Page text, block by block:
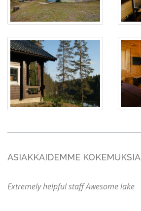
ASIAKKAIDEMME KOKEMUKSIA
Extremely helpful staff Awesome lake